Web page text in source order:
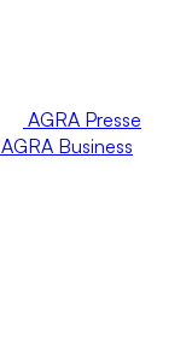
AGRA Presse
AGRA Business